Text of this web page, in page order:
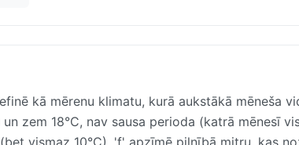
kā mērenu klimatu, kurā aukstākā mēneša
zem 18°C, nav sausa perioda (katrā mēnesī